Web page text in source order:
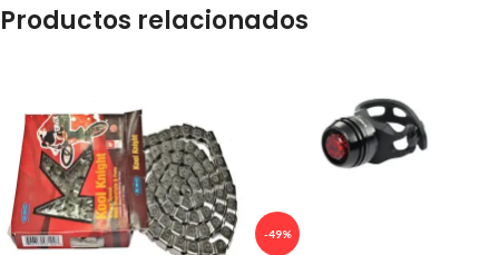
Productos relacionados
-49%